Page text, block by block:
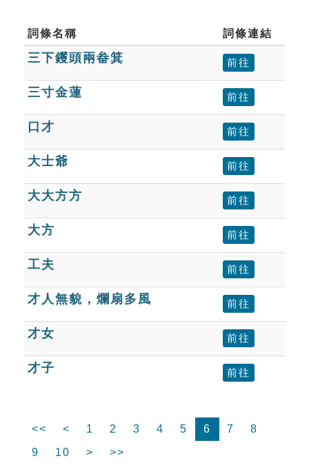
單字索引
生命大百科索引
遊戲專區
教學應用
貓頭鷹博士
詞條名稱 詞條連結
三下钁頭兩畚箕 前往
三寸金蓮 前往
口才 前往
大士爺 前往
大大方方 前往
大方 前往
工夫 前往
才人無貌，爛扇多風 前往
才女 前往
才子 前往
<< < 1 2 3 4 5 6 7
8
9
10 > >>